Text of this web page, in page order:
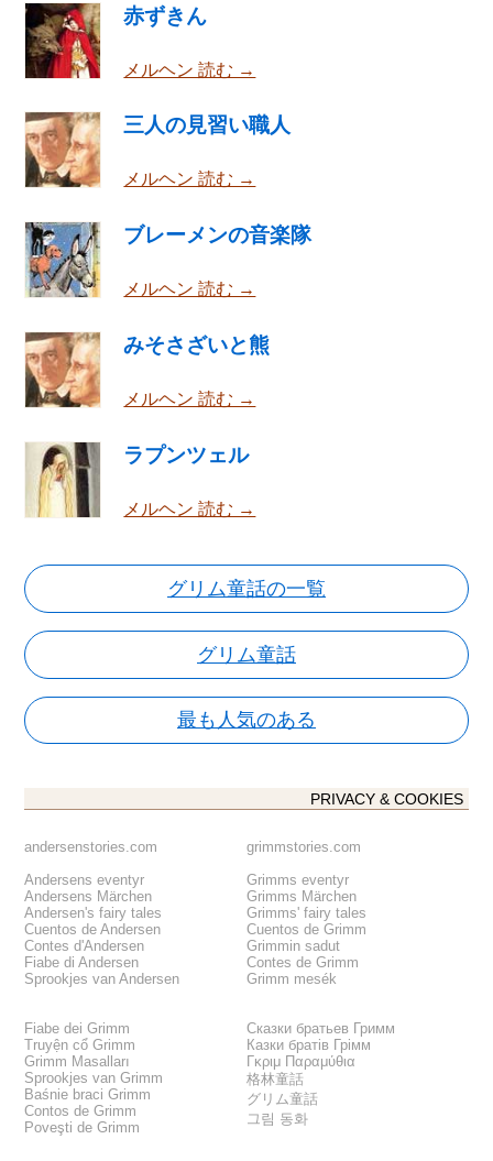
赤ずきん
メルヘン 読む →
三人の見習い職人
メルヘン 読む →
ブレーメンの音楽隊
メルヘン 読む →
みそさざいと熊
メルヘン 読む →
ラプンツェル
メルヘン 読む →
グリム童話の一覧
グリム童話
最も人気のある
PRIVACY & COOKIES
andersenstories.com
Andersens eventyr
Andersens Märchen
Andersen's fairy tales
Cuentos de Andersen
Contes d'Andersen
Fiabe di Andersen
Sprookjes van Andersen
grimmstories.com
Grimms eventyr
Grimms Märchen
Grimms' fairy tales
Cuentos de Grimm
Grimmin sadut
Contes de Grimm
Grimm mesék
Fiabe dei Grimm
Truyện cổ Grimm
Grimm Masalları
Sprookjes van Grimm
Baśnie braci Grimm
Contos de Grimm
Poveşti de Grimm
Сказки братьев Гримм
Казки братів Грімм
Γκριμ Παραμύθια
格林童話
グリム童話
그림 동화